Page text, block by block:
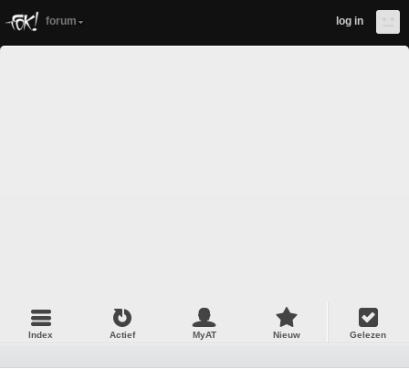
forum log in
Index Actief MyAT Nieuw Gelezen